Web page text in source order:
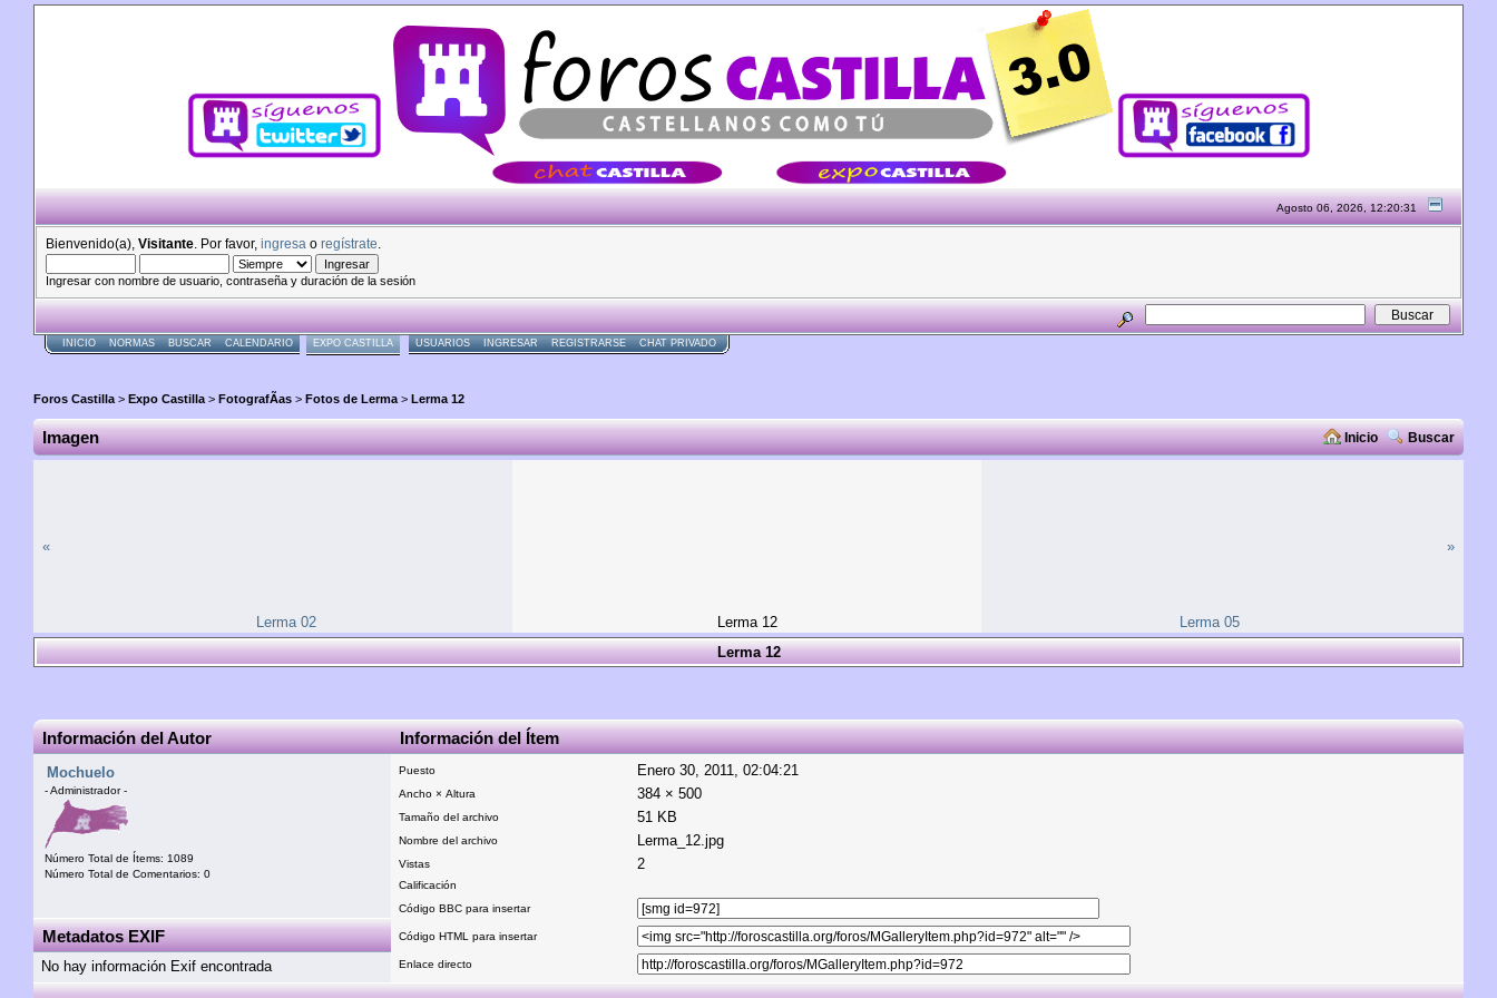
Agosto 06, 2026, 12:20:31
Bienvenido(a), Visitante . Por favor, ingresa o regístrate
Ingresar con nombre de usuario, contraseña y duración de la sesión
INICIO NORMAS BUSCAR CALENDARIO EXPO CASTILLA USUARIOS INGRESAR REGISTRARSE CHAT PRIVADO
Foros Castilla > Expo Castilla > FotografÃ­as > Fotos de Lerma > Lerma 12
Imagen Inicio Buscar
« »
Lerma 02 Lerma 12
Lerma 05
Lerma 12
Información del Autor Información del Ítem
Mochuelo
- Administrador -
Número Total de Ítems: 1089
Número Total de Comentarios: 0
Puesto Enero 30, 2011, 02:04:21
Ancho × Altura 384 × 500
Tamaño del archivo 51 KB
Nombre del archivo Lerma_12.jpg
Vistas 2
Calificación
Código BBC para insertar
Código HTML para insertar
Enlace directo
Metadatos EXIF
No hay información Exif encontrada